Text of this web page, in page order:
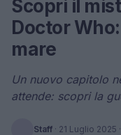
Scopri il
Doctor
mare
Un nuovo capitolo
attende: scopri la
Staff · 21 Luglio 2025